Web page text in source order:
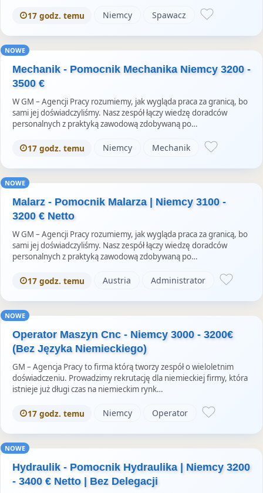
17 godz. temu Niemcy Spawacz
NOWE
Mechanik - Pomocnik Mechanika Niemcy 3200 -
3500 €
W GM – Agencji Pracy rozumiemy, jak wygląda praca za granicą, bo
sami jej doświadczyliśmy. Nasz zespół łączy wiedzę doradców
personalnych z praktyką zawodową zdobywaną po…
17 godz. temu Niemcy Mechanik
NOWE
Malarz - Pomocnik Malarza | Niemcy 3100 -
3200 € Netto
W GM – Agencji Pracy rozumiemy, jak wygląda praca za granicą, bo
sami jej doświadczyliśmy. Nasz zespół łączy wiedzę doradców
personalnych z praktyką zawodową zdobywaną po…
17 godz. temu Austria Administrator
NOWE
Operator Maszyn Cnc - Niemcy 3000 - 3200€
(Bez Języka Niemieckiego)
GM – Agencja Pracy to firma którą tworzy zespół o wieloletnim
doświadczeniu. Prowadzimy rekrutację dla niemieckiej firmy, która
istnieje już długi czas na niemieckim rynk…
17 godz. temu Niemcy Operator
NOWE
Hydraulik - Pomocnik Hydraulika | Niemcy 3200
- 3400 € Netto | Bez Delegacji